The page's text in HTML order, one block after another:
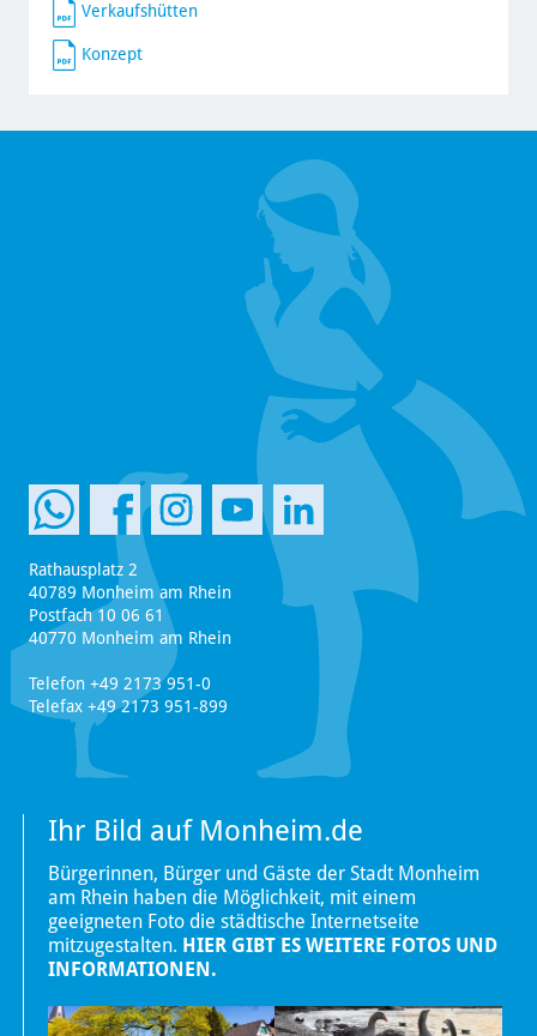
Verkaufshütten
Konzept
Rathausplatz 2
40789 Monheim am Rhein
Postfach 10 06 61
40770 Monheim am Rhein
Telefon +49 2173 951-0
Telefax +49 2173 951-899
Ihr Bild auf Monheim.de
Bürgerinnen, Bürger und Gäste der Stadt Monheim
am Rhein haben die Möglichkeit, mit einem
geeigneten Foto die städtische Internetseite
mitzugestalten. HIER GIBT ES WEITERE FOTOS UND
INFORMATIONEN.